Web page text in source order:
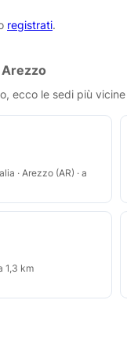
registrati.
Arezzo
ecco le sedi più
· Arezzo (AR) · a
1,3 km